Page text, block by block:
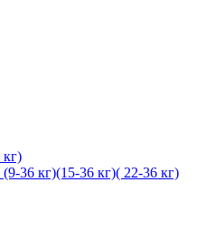
кг)
36 кг)(15-36 кг)( 22-36 кг)